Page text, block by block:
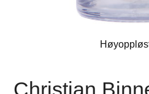
Christian